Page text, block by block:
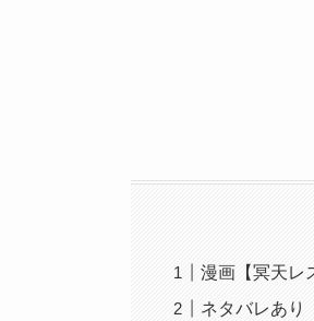
漫画【冥天レ
ネタバレあり